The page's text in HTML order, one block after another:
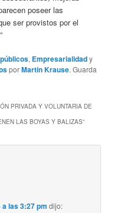
poseer las
ser provistos por el
, Empresarialidady
porMartin Krause. Guarda
PRIVADA Y VOLUNTARIA DE
LAS BOYAS Y BALIZAS”
las 3:27 pm dijo: